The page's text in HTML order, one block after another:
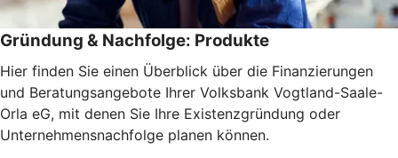
Gründung & Nachfolge: Produkte
Hier finden Sie einen Überblick über die Finanzierungen
und Beratungsangebote Ihrer Volksbank Vogtland-Saale-
Orla eG, mit denen Sie Ihre Existenzgründung oder
Unternehmensnachfolge planen können.